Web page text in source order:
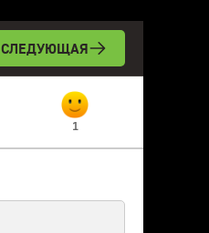
СЛЕДУЮЩАЯ
1